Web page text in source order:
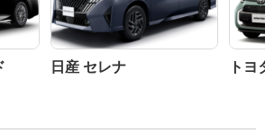
日産 セレナ ト